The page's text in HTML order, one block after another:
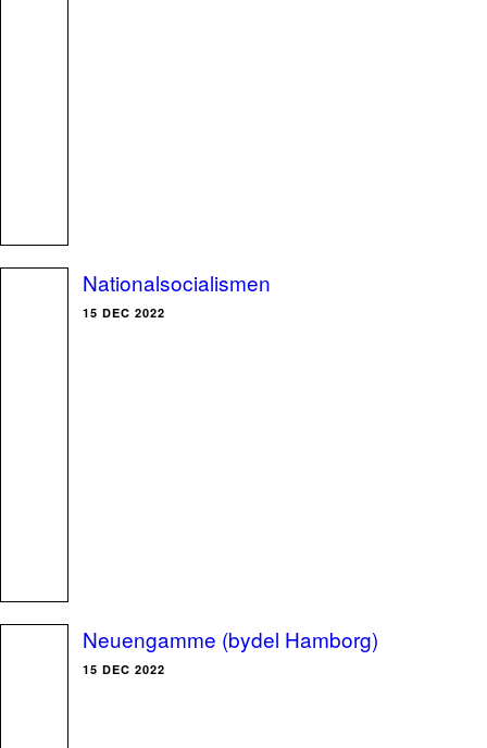
Nationalsocialismen
15 DEC 2022
Neuengamme (bydel Hamborg)
15 DEC 2022